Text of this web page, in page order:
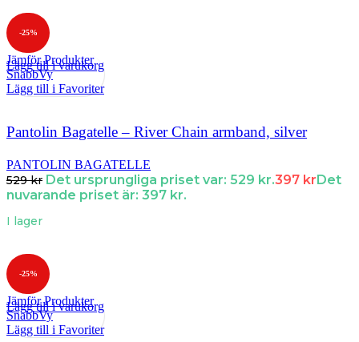
-25%
Jämför Produkter
SnabbVy
Lägg till i Favoriter
Lägg till i varukorg
Pantolin Bagatelle – River Chain armband, silver
PANTOLIN BAGATELLE
529kr Det ursprungliga priset var: 529 kr.397 krDet
nuvarande priset är: 397 kr.
I lager
-25%
Jämför Produkter
SnabbVy
Lägg till i Favoriter
Lägg till i varukorg